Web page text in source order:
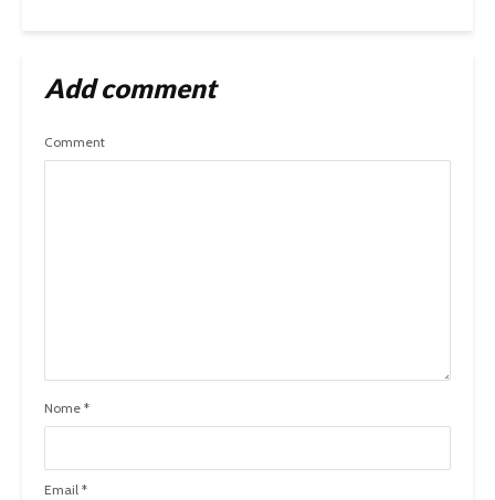
Add comment
Comment
Nome *
Email *